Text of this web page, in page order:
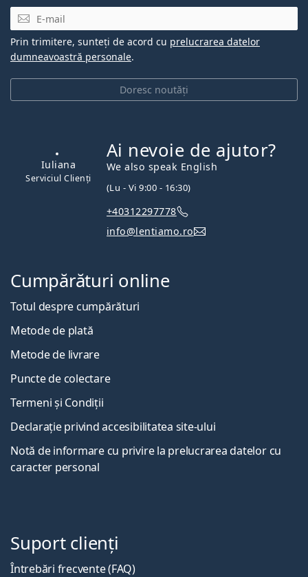
E-mail
Doresc noutăți
Prin trimitere, sunteți de acord cu prelucrarea datelor
dumneavoastră personale.
Iuliana
Serviciul Clienți
Ai nevoie de ajutor?
We also speak English
(Lu - Vi 9:00 - 16:30)
+40312297778
info@lentiamo.ro
Cumpărături online
Totul despre cumpărături
Metode de plată
Metode de livrare
Puncte de colectare
Termeni și Condiții
Declarație privind accesibilitatea site-ului
Notă de informare cu privire la prelucrarea datelor cu
caracter personal
Suport clienți
Întrebări frecvente (FAQ)